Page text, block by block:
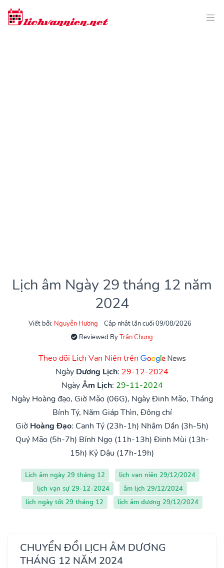
Lịch âm Ngày 29 tháng 12 năm
2024
Viết bởi: Nguyễn Hương
Cập nhật lần cuối 09/08/2026
Reviewed ByTrần Chung
Theo dõi Lịch Vạn Niên trên
Ngày Dương Lịch: 29-12-2024
NgàyÂm Lịch: 29-11-2024
Ngày Hoàng đạo, Giờ Mão (06G), Ngày Đinh Mão, Tháng
Bính Tý, Năm Giáp Thìn, Đông chí
Giờ Hoàng Đạo: Canh Tý (23h-1h) Nhâm Dần (3h-5h)
Quý Mão (5h-7h) Bính Ngọ (11h-13h) Đinh Mùi (13h-
15h) Kỷ Dậu (17h-19h)
Lịch âm ngày 29 tháng 12
lịch vạn niên 29/12/2024
lịch vạn sự 29-12-2024
âm lịch 29/12/2024
lịch ngày tốt 29 tháng 12
lịch âm dương 29/12/2024
CHUYỂN ĐỔI LỊCH ÂM DƯƠNG
THÁNG 12 NĂM 2024